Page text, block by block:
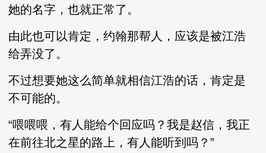
她的名字，也就正常了。
由此也可以肯定，约翰那帮人，应该是被江浩
给弄没了。
不过想要她这么简单就相信江浩的话，肯定是
不可能的。
“喂喂喂，有人能给个回应吗？我是赵信，我正
在前往北之星的路上，有人能听到吗？”